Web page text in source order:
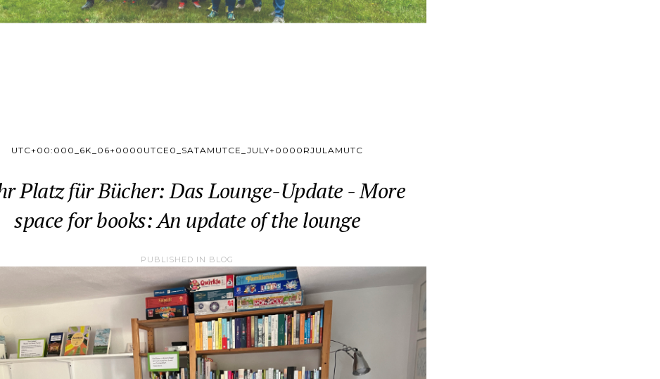
UTC+00:000_6K_06+0000UTCE0_SATAMUTCE_JULY+0000RJULAMUTC
Platz für Bücher: Das Lounge-Update - More
space for books: An update of the lounge
PUBLISHED IN BLOG